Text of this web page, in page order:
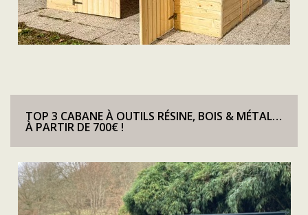
TOP 3 CABANE À OUTILS RÉSINE, BOIS & MÉTAL…
À PARTIR DE 700€ !